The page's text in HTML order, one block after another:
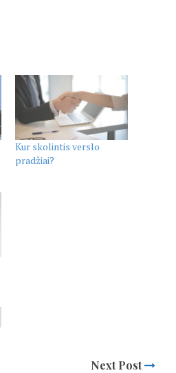
Kur skolintis verslo
pradžiai?
Next Post